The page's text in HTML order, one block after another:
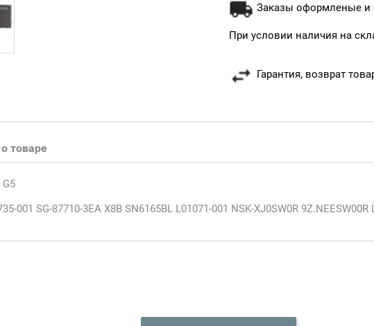
Заказы оформленые и
При условии наличия на
Гарантия, возврат
товаре
001 SG-87710-3EA X8B SN6165BL L01071-001 NSK-XJ0SW0R 9Z.NEESW00R